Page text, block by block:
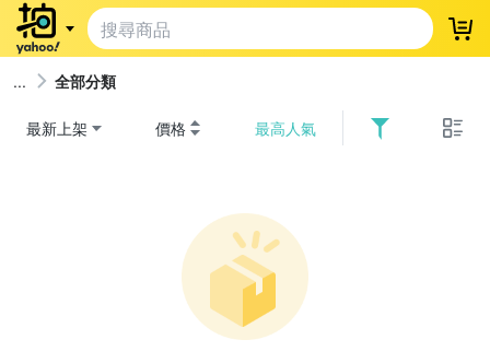
登
全部分類
最新上架 價格 最高人氣